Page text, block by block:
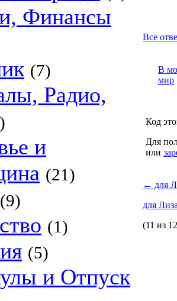
Финансы
(7)
Радио,
и
(21)
(9)
(1)
(5)
и Отпуск
Все
В
мир
Код
Для
или
← для
для
(11 из